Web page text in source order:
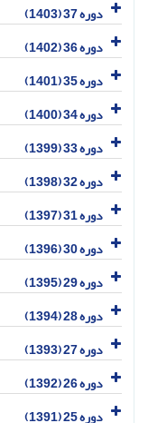
دوره 37 (1403)
دوره 36 (1402)
دوره 35 (1401)
دوره 34 (1400)
دوره 33 (1399)
دوره 32 (1398)
دوره 31 (1397)
دوره 30 (1396)
دوره 29 (1395)
دوره 28 (1394)
دوره 27 (1393)
دوره 26 (1392)
دوره 25 (1391)